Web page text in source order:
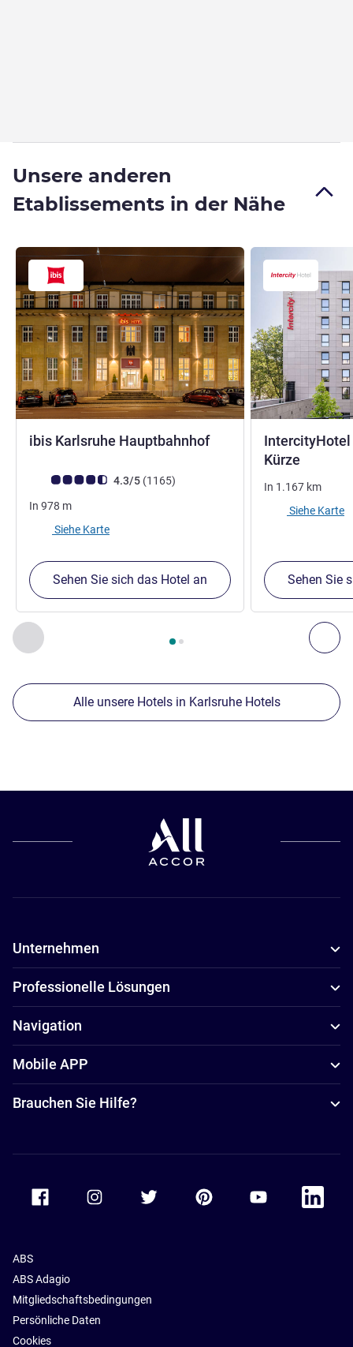
Unsere anderen
Etablissements in der Nähe
Zurück - Unsere anderen Etablissements in der Nähe
Seite , Unsere anderen Etablissements in der Nähe
ibis Karlsruhe Hauptbahnhof3 Sterne
Note Kundenmeinungen (Bewertung ALL)
4.3/5 (1165Bewertungen
)
In 978 m
Siehe Karte
Sehen Sie sich das Hotel an
IntercityHotel
Kürze
In 1.167 km
Siehe Karte
Sehen Sie
Alle unsere Hotels in Karlsruhe Hotels
Unternehmen
Professionelle Lösungen
Navigation
Mobile APP
Brauchen Sie Hilfe?
Accor Youtube
Accor
ABS
ABS Adagio
Mitgliedschaftsbedingungen
Persönliche Daten
Cookies